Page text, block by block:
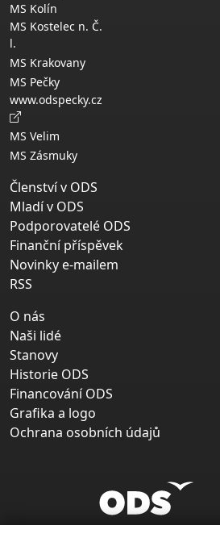
MS Kolín
MS Kostelec n. Č.
l.
MS Krakovany
MS Pečky
www.odspecky.cz
MS Velim
MS Zásmuky
Členství v ODS
Mladí v ODS
Podporovatelé ODS
Finanční příspěvek
Novinky e-mailem
RSS
O nás
Naši lidé
Stanovy
Historie ODS
Financování ODS
Grafika a logo
Ochrana osobních údajů